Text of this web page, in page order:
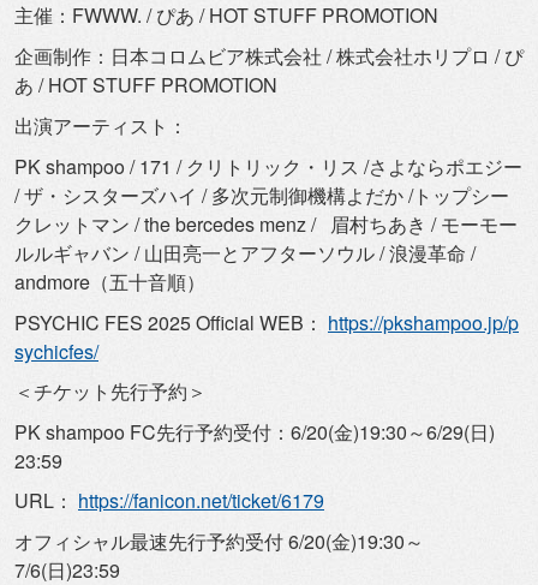
主催：FWWW. / ぴあ / HOT STUFF PROMOTION
企画制作：日本コロムビア株式会社 / 株式会社ホリプロ / ぴ
あ / HOT STUFF PROMOTION
出演アーティスト：
PK shampoo / 171 / クリトリック・リス /さよならポエジー
/ ザ・シスターズハイ / 多次元制御機構よだか /トップシー
クレットマン / the bercedes menz / 眉村ちあき / モーモー
ルルギャバン / 山田亮一とアフターソウル / 浪漫革命 /
andmore（五十音順）
PSYCHIC FES 2025 Official WEB： https://pkshampoo.jp/p
sychicfes/
＜チケット先行予約＞
PK shampoo FC先行予約受付：6/20(金)19:30～6/29(日)
23:59
URL： https://fanicon.net/ticket/6179
オフィシャル最速先行予約受付 6/20(金)19:30～
7/6(日)23:59